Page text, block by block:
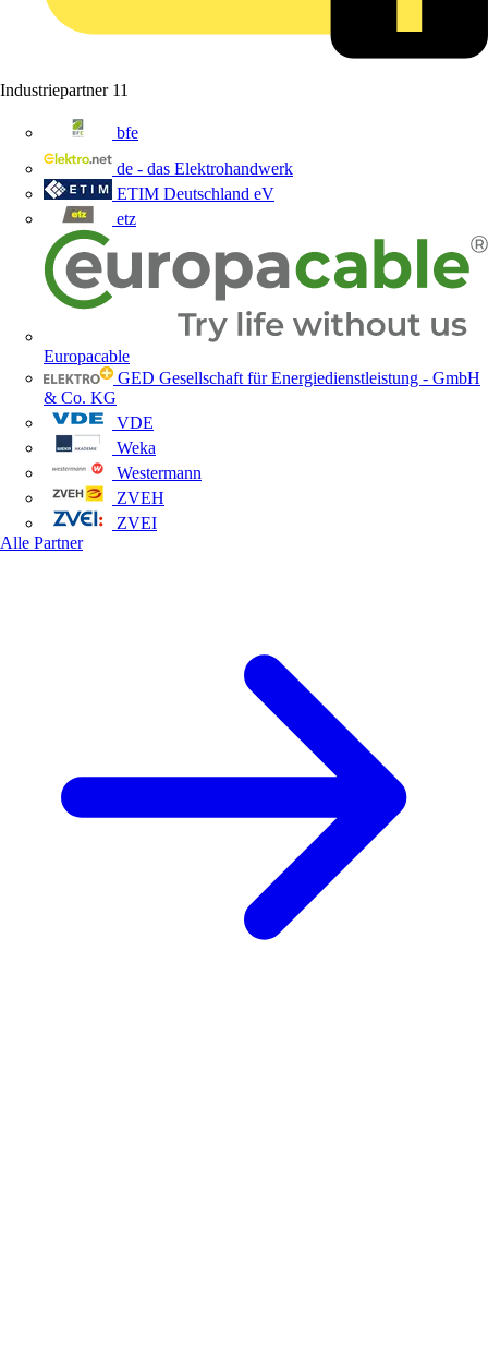
Industriepartner 11
bfe
de - das Elektrohandwerk
ETIM Deutschland eV
etz
Europacable
GED Gesellschaft für Energiedienstleistung - GmbH
& Co. KG
VDE
Weka
Westermann
ZVEH
ZVEI
Alle Partner